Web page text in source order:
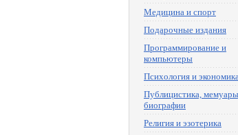
Медицина и спорт
Подарочные издания
Программирование и
компьютеры
Психология и
Публицистика,
биографии
Религия и эзотерика